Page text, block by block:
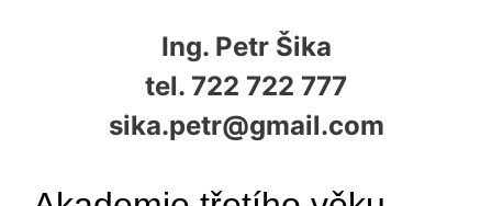
Ing. Petr Šika
tel. 722 722 777
sika.petr@gmail.com